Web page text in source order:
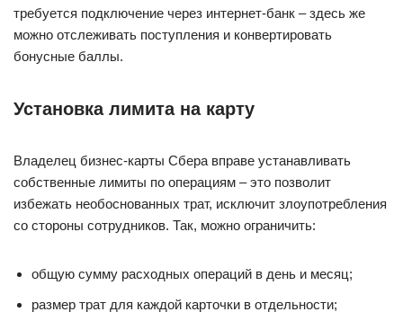
требуется подключение через интернет-банк – здесь же
можно отслеживать поступления и конвертировать
бонусные баллы.
Установка лимита на карту
Владелец бизнес-карты Сбера вправе устанавливать
собственные лимиты по операциям – это позволит
избежать необоснованных трат, исключит злоупотребления
со стороны сотрудников. Так, можно ограничить:
общую сумму расходных операций в день и месяц;
размер трат для каждой карточки в отдельности;